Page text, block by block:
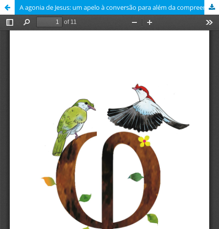
A agonia de Jesus: um apelo à conversão para além da compreensão racional